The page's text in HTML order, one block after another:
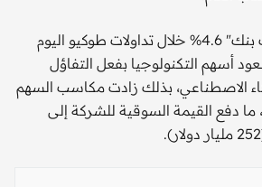
ارتفعت أسهم "سوفت بنك" 4.6% خلال تداولات طوكيو اليوم
أسهم التكنولوجيا بفعل التفاؤل
الاصطناعي، بذلك زادت مكاسب السهم
20 مايو إلى 40%، ما دفع القيمة السوقية للشركة إلى